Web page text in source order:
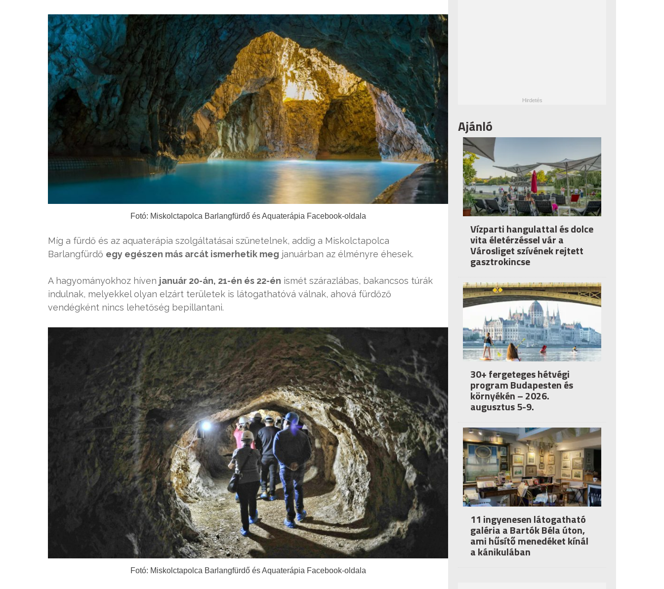
Fotó: Miskolctapolca Barlangfürdő és Aquaterápia Facebook-oldala
Míg a fürdő és az aquaterápia szolgáltatásai szünetelnek, addig a Miskolctapolca
Barlangfürdő egy egészen más arcát ismerhetik meg januárban az élményre éhesek.
A hagyományokhoz híven január 20-án, 21-én és 22-én ismét szárazlábas, bakancsos túrák
indulnak, melyekkel olyan elzárt területek is látogathatóvá válnak, ahová fürdőző
vendégként nincs lehetőség bepillantani.
Fotó: Miskolctapolca Barlangfürdő és Aquaterápia Facebook-oldala
Ajánló
Vízparti hangulattal és dolce
vita életérzéssel vár a
Városliget szívének rejtett
gasztrokincse
30+ fergeteges hétvégi
program Budapesten és
környékén – 2026.
augusztus 5-9.
11 ingyenesen látogatható
galéria a Bartók Béla úton,
ami hűsítő menedéket kínál
a kánikulában